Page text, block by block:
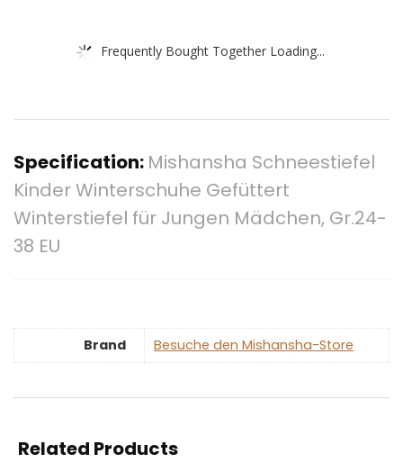
Frequently Bought Together Loading...
Specification: Mishansha Schneestiefel
Kinder Winterschuhe Gefüttert
Winterstiefel für Jungen Mädchen, Gr.24-
38 EU
Brand Besuche den Mishansha-Store
Related Products